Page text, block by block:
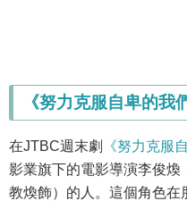
《努力克服自卑的我
在JTBC週末劇 《努力克服
影業旗下的電影導演李俊
教煥飾）的人。這個角色在